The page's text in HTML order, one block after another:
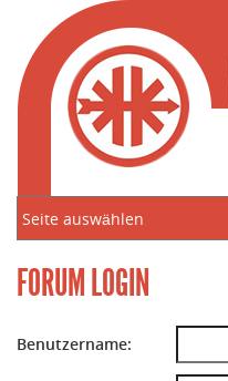
FORUM LOGIN
Benutzername: